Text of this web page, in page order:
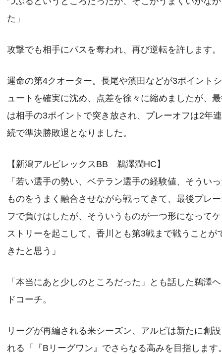
た」
攻撃でも相手にパスを奪われ、再び逆転を許します。
運命の第4クオーター。長尾や濱田などが3ポイントシ
ュートを確実に沈め、点差を徐々に縮めましたが、
は相手の3ポイントで突き放され、プレーオフは2年連
続で準決勝敗退となりました。
【新潟アルビレックスBB 鵜澤潤HC】
「若い選手の勢い、ベテラン選手の経験値、そうい
ものをうまく融合させながら戦ってきて、最後プレ
フで負けはしたが、そういうものが一つ形になって
ストリーを起こして、香川とも第3戦まで戦うことが
きたと思う」
「本当にあと少しのところだった」とも話した鵜澤
ドコーチ。
リーグが再編される来シーズン、アルビは新たに創
れる「『Bリーグワン』でさらなる高みを目指します